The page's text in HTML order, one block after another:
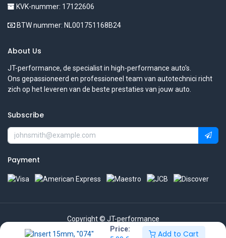
Price:
Add to Cart
KVK-nummer: 17122606
BTW nummer: NL001751168B24
About Us
JT-performance, de specialist in high-performance auto's.
Ons gepassioneerd en professioneel team van autotechnici richt
zich op het leveren van de beste prestaties van jouw auto.
Subscribe
Payment
Copyright © JT-performance